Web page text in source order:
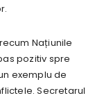
Națiunile
pozitiv spre
exemplu de
Secretarul